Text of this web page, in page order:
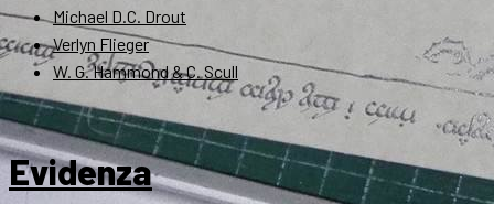
Michael D.C. Drout
Verlyn Flieger
W. G. Hammond & C. Scull
Evidenza